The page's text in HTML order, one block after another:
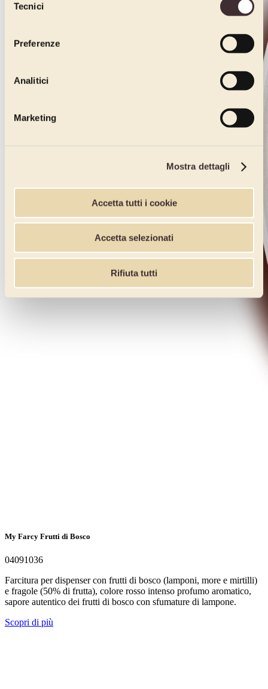
delTecnici
Preferenze
Analitici
Marketing
Mostra dettagli
Accetta tutti i cookie
Accetta selezionati
Rifiuta tutti
My Farcy Frutti di Bosco
04091036
Farcitura per dispenser con frutti di bosco (lamponi, more e mirtilli)
e fragole (50% di frutta), colore rosso intenso profumo aromatico,
sapore autentico dei frutti di bosco con sfumature di lampone.
Scopri di più